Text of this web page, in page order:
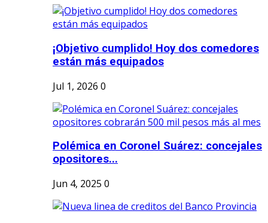
¡Objetivo cumplido! Hoy dos comedores
están más equipados
Jul 1, 2026 0
Polémica en Coronel Suárez: concejales
opositores...
Jun 4, 2025 0